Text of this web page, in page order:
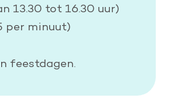
13.30 tot 16.30 uur)
per minuut)
feestdagen.